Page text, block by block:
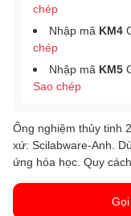
chép
Nhập mã KM4
chép
Nhập mã KM5
Sao chép
Ống nghiệm thủy tinh
xứ: Scilabware-Anh.
ứng hóa học. Quy